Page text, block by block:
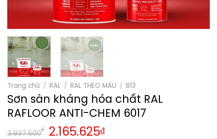
Trang chủ / RAL / RAL THEO MÀU / B13
Sơn sàn kháng hóa chất RAL
RAFLOOR ANTI-CHEM 6017
3.937.500
₫ 2.165.625₫